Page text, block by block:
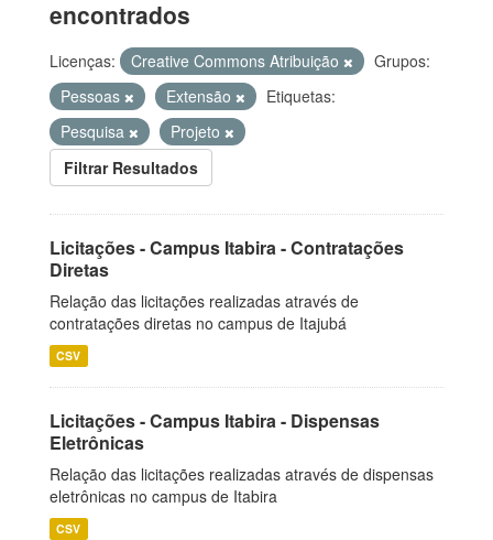
encontrados
Licenças: Creative Commons Atribuição
Grupos:
Pessoas
Extensão
Etiquetas:
Pesquisa
Projeto
Filtrar Resultados
Licitações - Campus Itabira - Contratações
Diretas
Relação das licitações realizadas através de
contratações diretas no campus de Itajubá
CSV
Licitações - Campus Itabira - Dispensas
Eletrônicas
Relação das licitações realizadas através de dispensas
eletrônicas no campus de Itabira
CSV